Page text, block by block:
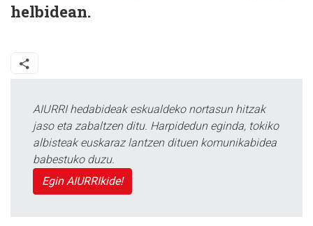
helbidean.
AIURRI hedabideak eskualdeko nortasun hitzak
jaso eta zabaltzen ditu. Harpidedun eginda, tokiko
albisteak euskaraz lantzen dituen komunikabidea
babestuko duzu.
Egin AIURRIkide!